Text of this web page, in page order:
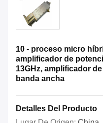
10 - proceso micro
amplificador de
13GHz, amplificador
banda ancha
Detalles Del Producto